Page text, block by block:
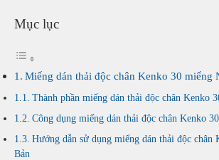
Mục lục
Miếng dán thải độc chân Kenko 30 miếng
Thành phần miếng dán thải độc chân Kenko
Công dụng miếng dán thải độc chân Kenko
Hướng dẫn sử dụng miếng dán thải độc chân
Bản